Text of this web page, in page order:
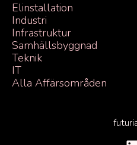
Elinstallation
Industri
Infrastruktur
Samhällsbyggnad
Teknik
IT
Alla Affärsområden